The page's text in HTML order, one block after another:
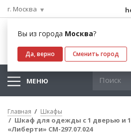
г. Москва
Вы из города Москва?
Да, верно Сменить город
МЕНЮ
Главная Шкафы
Шкаф для одежды с 1 дверью и
«Либерти» СМ-297.07.024